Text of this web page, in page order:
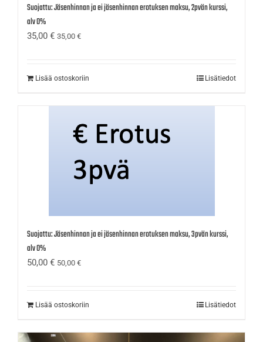
Suojattu: Jäsenhinnan ja ei jäsenhinnan erotuksen maksu, 2pvän kurssi,
alv 0%
35,00 € 35,00 €
Lisää ostoskoriin Lisätiedot
Suojattu: Jäsenhinnan ja ei jäsenhinnan erotuksen maksu, 3pvän kurssi,
alv 0%
50,00 € 50,00 €
Lisää ostoskoriin Lisätiedot